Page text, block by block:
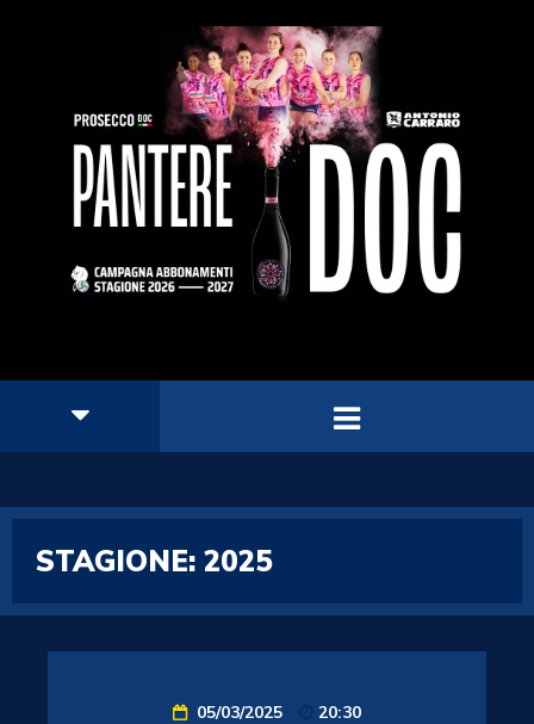
STAGIONE: 2025
05/03/2025 20:30